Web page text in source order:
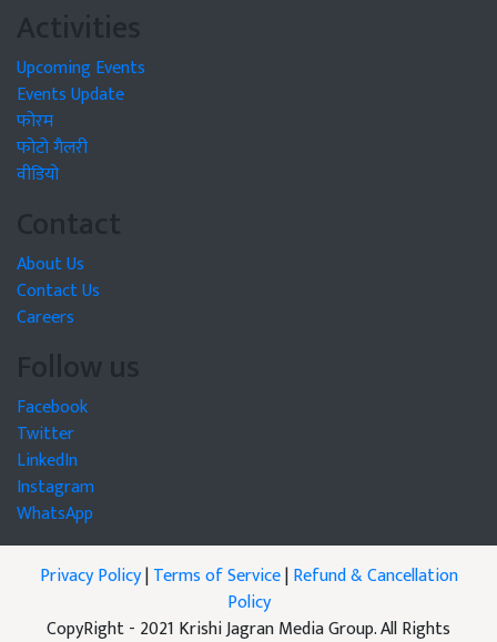
Activities
Upcoming Events
Events Update
फोरम
फोटो गैलरी
वीडियो
Contact
About Us
Contact Us
Careers
Follow us
Facebook
Twitter
LinkedIn
Instagram
WhatsApp
Privacy Policy|Terms of Service|Refund & Cancellation
Policy
CopyRight - 2021 Krishi Jagran Media Group. All Rights